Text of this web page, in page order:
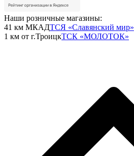
Наши розничные магазины:
41 км МКАДТСЯ «Славянский мир»
1 км от г.ТроицкТСК «МОЛОТОК»